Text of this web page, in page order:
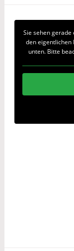
Sie sehen
den eigentlichen
unten. Bitte